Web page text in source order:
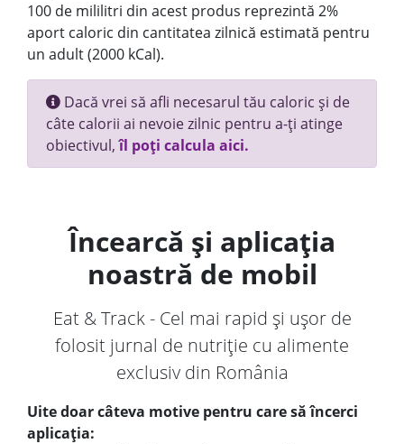
100 de mililitri din acest produs reprezintă 2%
aport caloric din cantitatea zilnică estimată pentru
un adult (2000 kCal).
Dacă vrei să afli necesarul tău caloric și de
câte calorii ai nevoie zilnic pentru a-ți atinge
obiectivul,îl poți calcula aici.
Încearcă și aplicația
noastră de mobil
Eat & Track - Cel mai rapid și ușor de
folosit jurnal de nutriție cu alimente
exclusiv din România
Uite doar câteva motive pentru care să încerci
aplicația: